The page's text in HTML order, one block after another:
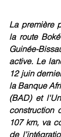
La première
la route
Guinée-
active. Le
12 juin
la Banque
(BAD) et
construction
107 km, va
de